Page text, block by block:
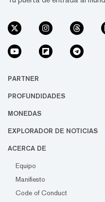
PARTNER
PROFUNDIDADES
MONEDAS
EXPLORADOR DE NOTICIAS
ACERCA DE
Equipo
Manifiesto
Code of Conduct